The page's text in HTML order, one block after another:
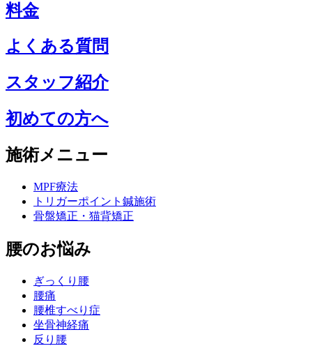
料金
よくある質問
スタッフ紹介
初めての方へ
施術メニュー
MPF療法
トリガーポイント鍼施術
骨盤矯正・猫背矯正
腰のお悩み
ぎっくり腰
腰痛
腰椎すべり症
坐骨神経痛
反り腰